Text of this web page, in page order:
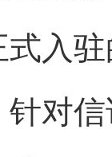
入
针对